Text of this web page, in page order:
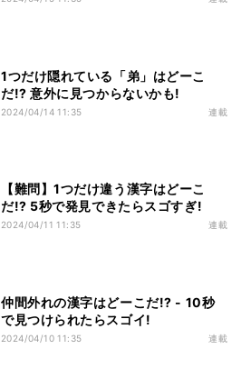
1つだけ隠れている「弟」はどーこ
だ!? 意外に見つからないかも!
2024/04/14 11:35 連載
【難問】1つだけ違う漢字はどーこ
だ!? 5秒で発見できたらスゴすぎ!
2024/04/11 11:35 連載
仲間外れの漢字はどーこだ!? - 10秒
で見つけられたらスゴイ!
2024/04/10 11:35 連載